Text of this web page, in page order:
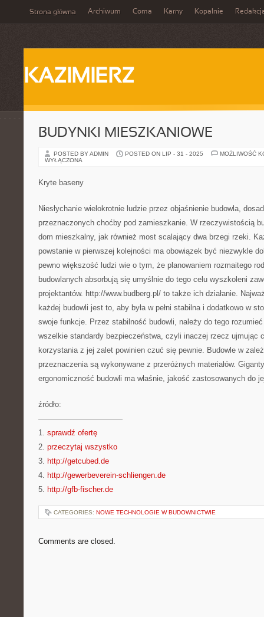
Strona główna Archiwum Coma Karny Kopalnie
KAZIMIERZ
BUDYNKI MIESZKANIOWE
POSTED BY ADMIN POSTED ON LIP - 31 - 2025
MOŻLIWOŚĆ
WYŁĄCZONA
Kryte baseny
Niesłychanie wielokrotnie ludzie przez objaśnienie budowla,
przeznaczonych choćby pod zamieszkanie. W rzeczywistością
dom mieszkalny, jak również most scalający dwa brzegi rzeki.
powstanie w pierwszej kolejności ma obowiązek być niezwykle
pewno większość ludzi wie o tym, że planowaniem rozmaitego
budowlanych absorbują się umyślnie do tego celu wyszkoleni
projektantów. http://www.budberg.pl/ to także ich działanie.
każdej budowli jest to, aby była w pełni stabilna i dodatkowo w
swoje funkcje. Przez stabilność budowli, należy do tego
wszelkie standardy bezpieczeństwa, czyli inaczej rzecz ujmując
korzystania z jej zalet powinien czuć się pewnie. Budowle w
przeznaczenia są wykonywane z przeróżnych materiałów.
ergonomiczność budowli ma właśnie, jakość zastosowanych do
źródło:
———————————
1. sprawdź ofertę
2. przeczytaj wszystko
3. http://getcubed.de
4. http://gewerbeverein-schliengen.de
5. http://gfb-fischer.de
CATEGORIES: NOWE TECHNOLOGIE W BUDOWNICTWIE
Comments are closed.